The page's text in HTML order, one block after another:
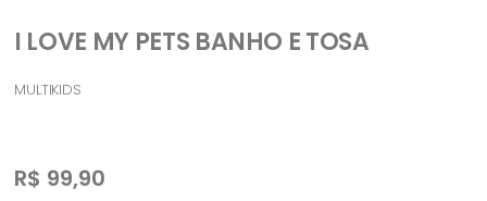
I LOVE MY PETS BANHO E TOSA
MULTIKIDS
R$ 99,90